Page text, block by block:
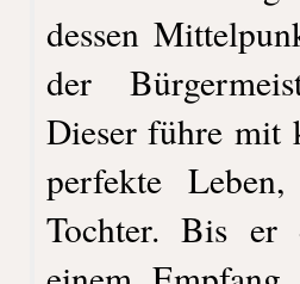
dessen
der
Dieser führe mit
perfekte
Tochter. Bis er